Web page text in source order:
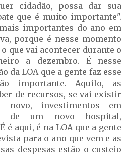
cidadão, possa dar sua
que é muito importante".
importantes do ano em
porque é nesse momento
que vai acontecer durante o
a dezembro. É nesse
da LOA que a gente faz esse
importante. Aquilo, as
de recursos, se vai existir
novo, investimentos em
de um novo hospital,
é aqui, é na LOA que a gente
para o ano que vem e as
despesas estão o custeio